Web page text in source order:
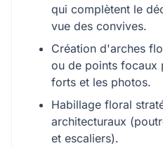
qui complètent le
vue des convives.
Création d'arches
ou de points focaux
forts et les photos.
Habillage floral
architecturaux
et escaliers).